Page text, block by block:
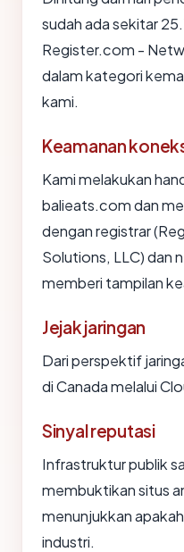
sudah ada sekitar
Register.com -
dalam kategori
kami.
Keamanan
Kami melakukan
balieats.com dan
dengan registrar
Solutions, LLC) dan
memberi tampilan
Jejak jaringan
Dari perspektif
di Canada melalui
Sinyal reputasi
Infrastruktur publik
membuktikan situs
menunjukkan
industri.